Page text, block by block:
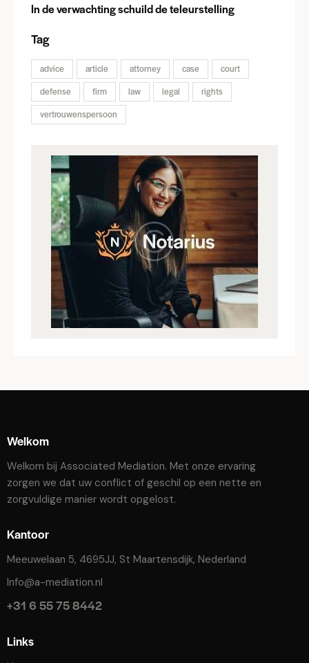
In de verwachting schuild de teleurstelling
Tag
advice article attorney case
court
defense
firm law legal
rights
vertrouwenspersoon
Welkom
Welkom bij Associated Mediation. Met onze ervaring
zorgen we dat uw conflict of geschil op een nette en
zorgvuldige manier wordt opgelost.
Kantoor
Meeuwelaan 5, 4695JJ, St Maartensdijk, Nederland
Info@a-mediation.nl
+31 6 55 75 8442
Links